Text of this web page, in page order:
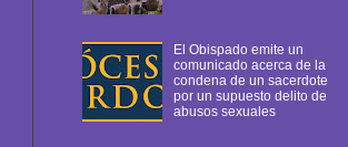
El Obispado emite un
comunicado acerca de la
condena de un sacerdote
por un supuesto delito de
abusos sexuales